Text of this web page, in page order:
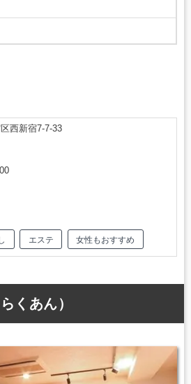
西新宿7-7-33
エステ 女性もおすすめ
くあん）